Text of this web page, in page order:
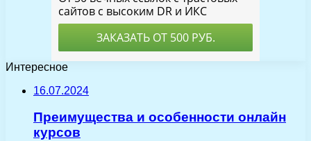
Интересное
16.07.2024
Преимущества и особенности онлайн
курсов